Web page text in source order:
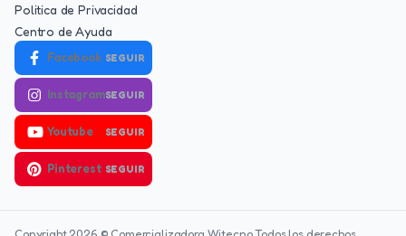
Politica de Privacidad
Centro de Ayuda
Facebook SEGUIR
InstagramSEGUIR
Youtube SEGUIR
Pinterest SEGUIR
Copyright 2026 © Comercializadora Witecno Todos los derechos